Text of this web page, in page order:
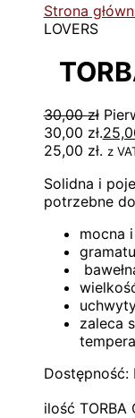
Strona
LOVERS
30,00zł
30,00 zł.
25,00 zł. ㅤ‎‎‎z
Solidna i
potrzebne
mocna
zaleca
Dostępność:
ilość TORBA